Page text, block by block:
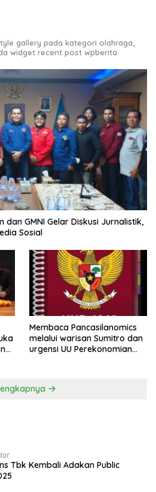
gallery pada kategori olahraga,
widget recent post wpberita.
dan GMNI Gelar Diskusi Jurnalistik,
Sosial
Membaca Pancasilanomics
melalui warisan Sumitro dan
urgensi UU Perekonomian
Tbk Kembali Adakan Public